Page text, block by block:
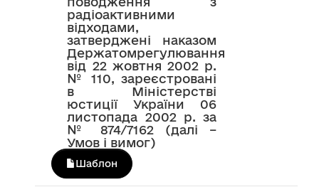
радіоактивними
відходами,
затверджені наказом
Держатомрегулювання
від 22 жовтня 2002 р.
№ 110, зареєстровані
в Міністерстві
юстиції України 06
листопада 2002 р. за
№ 874/7162 (далі –
Умов і вимог)
Шаблон